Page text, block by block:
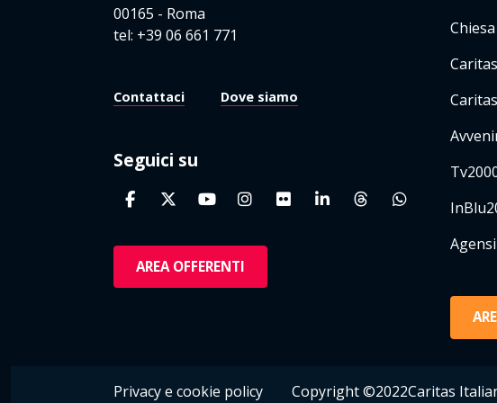
00165 - Roma
tel: +39 06 661 771
Contattaci Dove siamo
Seguici su
AREA OFFERENTI
Privacy e cookie policy Copyright ©2022Caritas